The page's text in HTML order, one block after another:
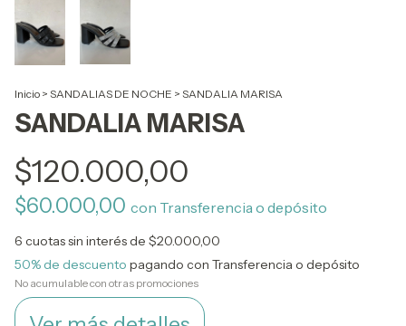
Inicio > SANDALIAS DE NOCHE > SANDALIA MARISA
SANDALIA MARISA
$120.000,00
$60.000,00 con Transferencia o depósito
6 cuotas sin interés de $20.000,00
50% de descuento pagando con Transferencia o depósito
No acumulable con otras promociones